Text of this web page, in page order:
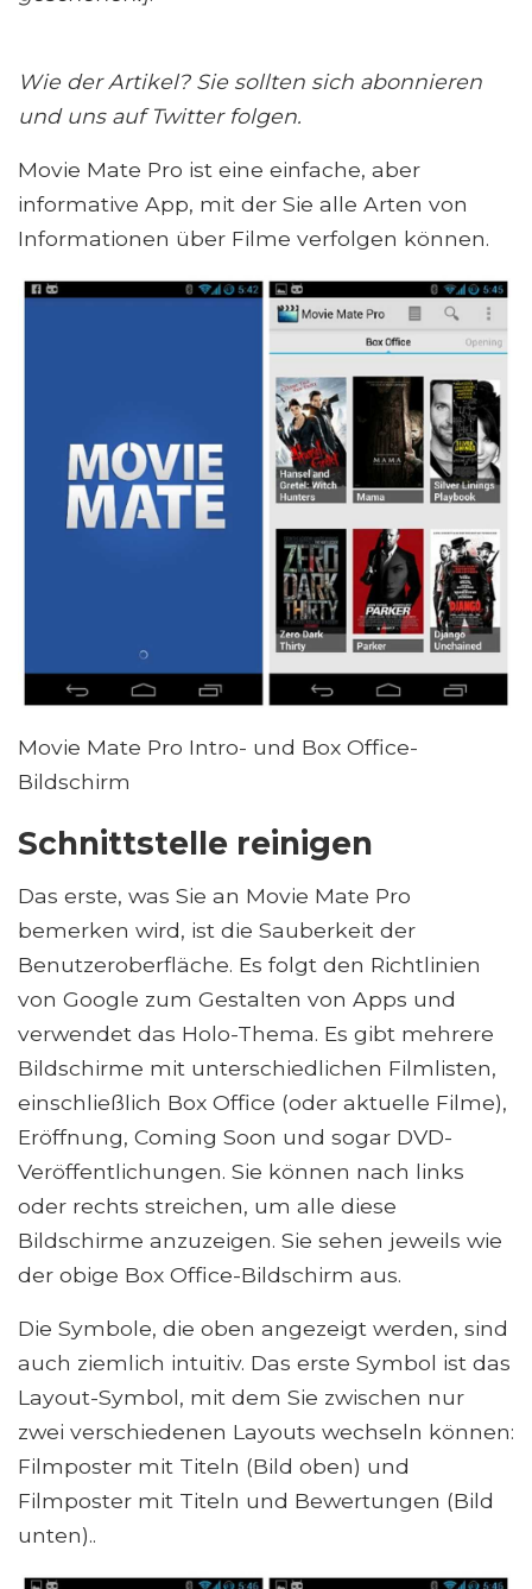
Wie der Artikel? Sie sollten sich abonnieren
und uns auf Twitter folgen.
Movie Mate Pro ist eine einfache, aber
informative App, mit der Sie alle Arten von
Informationen über Filme verfolgen können.
Movie Mate Pro Intro- und Box Office-
Bildschirm
Schnittstelle reinigen
Das erste, was Sie an Movie Mate Pro
bemerken wird, ist die Sauberkeit der
Benutzeroberfläche. Es folgt den Richtlinien
von Google zum Gestalten von Apps und
verwendet das Holo-Thema. Es gibt mehrere
Bildschirme mit unterschiedlichen Filmlisten,
einschließlich Box Office (oder aktuelle Filme),
Eröffnung, Coming Soon und sogar DVD-
Veröffentlichungen. Sie können nach links
oder rechts streichen, um alle diese
Bildschirme anzuzeigen. Sie sehen jeweils wie
der obige Box Office-Bildschirm aus.
Die Symbole, die oben angezeigt werden, sind
auch ziemlich intuitiv. Das erste Symbol ist das
Layout-Symbol, mit dem Sie zwischen nur
zwei verschiedenen Layouts wechseln können:
Filmposter mit Titeln (Bild oben) und
Filmposter mit Titeln und Bewertungen (Bild
unten)..